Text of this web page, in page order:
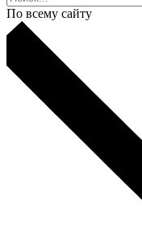
По всему сайту